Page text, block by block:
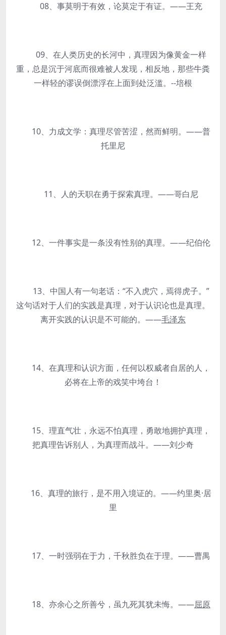
08、事莫明于有效，论莫定于有证。——王充
09、在人类历史的长河中，真理因为像黄金一样
重，总是沉于河底而很难被人发现，相反地，那些牛粪
一样轻的谬误倒漂浮在上面到处泛滥。--培根
10、力成文学：真理尽管苦涩，然而鲜明。——普
托里尼
11、人的天职在勇于探索真理。——哥白尼
12、一件事实是一条没有性别的真理。——纪伯伦
13、中国人有一句老话：“不入虎穴，焉得虎子。”
这句话对于人们的实践是真理，对于认识论也是真理。
离开实践的认识是不可能的。——毛泽东
14、在真理和认识方面，任何以权威者自居的人，
必将在上帝的戏笑中垮台！
15、理直气壮，永远不怕真理，勇敢地拥护真理，
把真理告诉别人，为真理而战斗。——刘少奇
16、真理的旅行，是不用入境证的。——约里奥·居
里
17、一时强弱在于力，千秋胜负在于理。——曹禺
18、亦余心之所善兮，虽九死其犹未悔。——屈原